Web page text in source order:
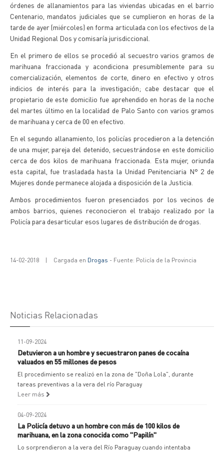
órdenes de allanamientos para las viviendas ubicadas en el barrio
Centenario, mandatos judiciales que se cumplieron en horas de la
tarde de ayer (miércoles) en forma articulada con los efectivos de la
Unidad Regional Dos y comisaría jurisdiccional.
En el primero de ellos se procedió al secuestro varios gramos de
marihuana fraccionada y acondiciona presumiblemente para su
comercialización, elementos de corte, dinero en efectivo y otros
indicios de interés para la investigación; cabe destacar que el
propietario de este domicilio fue aprehendido en horas de la noche
del martes último en la localidad de Palo Santo con varios gramos
de marihuana y cerca de 00 en efectivo.
En el segundo allanamiento, los policías procedieron a la detención
de una mujer, pareja del detenido, secuestrándose en este domicilio
cerca de dos kilos de marihuana fraccionada. Esta mujer, oriunda
esta capital, fue trasladada hasta la Unidad Penitenciaria N° 2 de
Mujeres donde permanece alojada a disposición de la Justicia.
Ambos procedimientos fueron presenciados por los vecinos de
ambos barrios, quienes reconocieron el trabajo realizado por la
Policía para desarticular esos lugares de distribución de drogas.
14-02-2018 | Cargada en Drogas - Fuente: Policía de la Provincia
Noticias Relacionadas
11-09-2024
Detuvieron a un hombre y secuestraron panes de cocaína
valuados en 55 millones de pesos
El procedimiento se realizó en la zona de "Doña Lola", durante
tareas preventivas a la vera del río Paraguay
Leer más
04-09-2024
La Policía detuvo a un hombre con más de 100 kilos de
marihuana, en la zona conocida como "Papilín"
Lo sorprendieron a la vera del Río Paraguay cuando intentaba